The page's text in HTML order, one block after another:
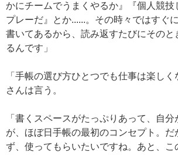
かにチームでうまくやるか』『個人競技
プレーだ』とか......。その時々ではすぐ
書いてあるから、読み返すたびにそのと
るんです」
「手帳の選び方ひとつでも仕事は楽し
さんは言う。
「書くスペースがたっぷりあって、自
が、ほぼ日手帳の最初のコンセプト。だ
ず、使ってもらいたいですね。あと、こ